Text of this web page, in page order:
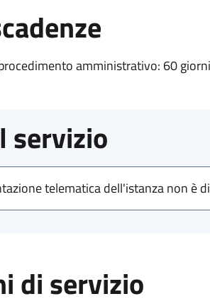
amministrativo: 60 giorni
servizio
telematica dell'istanza non è
di servizio